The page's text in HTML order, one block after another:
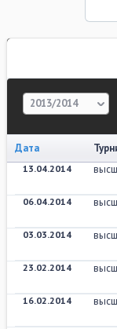
2013/2014
Дата
13.04.2014
06.04.2014
03.03.2014
23.02.2014
16.02.2014